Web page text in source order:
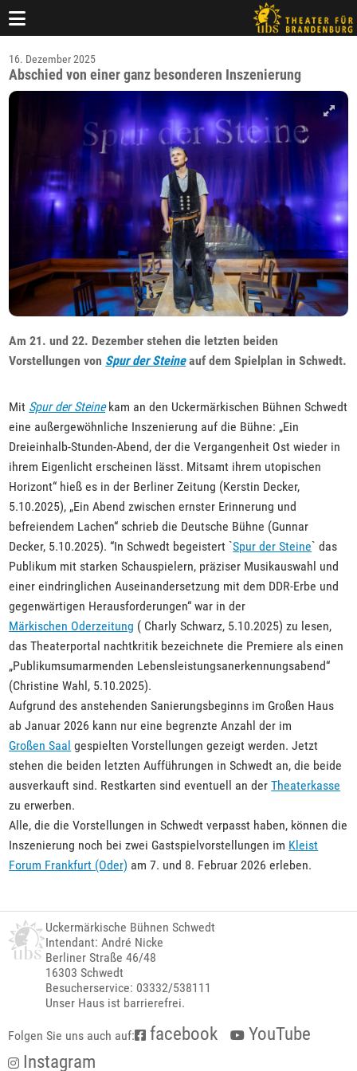
16. Dezember 2025
Abschied von einer ganz besonderen Inszenierung
Am 21. und 22. Dezember stehen die letzten beiden
Vorstellungen von Spur der Steineauf dem Spielplan in Schwedt.
Mit Spur der Steinekam an den Uckermärkischen Bühnen Schwedt
eine außergewöhnliche Inszenierung auf die Bühne: „Ein
Dreieinhalb-Stunden-Abend, der die Vergangenheit Ost wieder in
ihrem Eigenlicht erscheinen lässt. Mitsamt ihrem utopischen
Horizont“ hieß es in der Berliner Zeitung (Kerstin Decker,
5.10.2025), „Ein Abend zwischen ernster Erinnerung und
befreiendem Lachen“ schrieb die Deutsche Bühne (Gunnar
Decker, 5.10.2025). “In Schwedt begeistert `Spur der Steine` das
Publikum mit starken Schauspielern, präziser Musikauswahl und
einer eindringlichen Auseinandersetzung mit dem DDR-Erbe und
gegenwärtigen Herausforderungen“ war in der
Märkischen Oderzeitung ( Charly Schwarz, 5.10.2025) zu lesen,
das Theaterportal nachtkritik bezeichnete die Premiere als einen
„Publikumsumarmenden Lebensleistungsanerkennungsabend“
(Christine Wahl, 5.10.2025).
Aufgrund des anstehenden Sanierungsbeginns im Großen Haus
ab Januar 2026 kann nur eine begrenzte Anzahl der im
Großen Saal gespielten Vorstellungen gezeigt werden. Jetzt
stehen die beiden letzten Aufführungen in Schwedt an, die beide
ausverkauft sind. Restkarten sind eventuell an derTheaterkasse
zu erwerben.
Alle, die die Vorstellungen in Schwedt verpasst haben, können die
Inszenierung noch bei zwei Gastspielvorstellungen im Kleist
Forum Frankfurt (Oder) am 7. und 8. Februar 2026 erleben.
Uckermärkische Bühnen Schwedt
Intendant: André Nicke
Berliner Straße 46/48
16303 Schwedt
Besucherservice: 03332/538111
Unser Haus ist barrierefrei.
Folgen Sie uns auch auf: facebook
YouTube
Instagram